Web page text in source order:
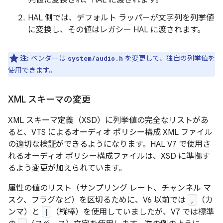
HAL 側では、デフォルト ラッパーが文字列を列挙値
に変換し、その値はレガシー HAL に渡されます。
注: ベンダーは system/audio.h を変更して、独自の列挙値を
使用できます。
XML スキーマの変更
XML スキーマ定義（XSD）に列挙値の完全なリストがあ
ると、VTS によるオーディオ ポリシー構成 XML ファイル
の適切な検証ができるようになります。HAL V7 で使用さ
れるオーディオ ポリシー構成ファイルは、XSD に準拠す
るよう変更が加えられています。
属性の値のリスト（サンプリング レート、チャンネル マ
スク、フラグなど）を区切るために、V6 以前では
,
（カ
ンマ）と
|
（縦棒）を使用していましたが、V7 では標準